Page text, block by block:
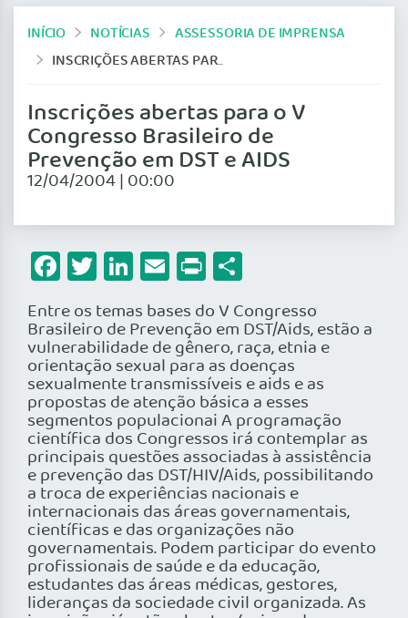
INÍCIO NOTÍCIAS
ASSESSORIA DE IMPRENSA
INSCRIÇÕES ABERTAS PARA O V CONGRESSO BRASILEIRO DE PREVENÇÃO EM DST E AIDS
Inscrições abertas para o V
Congresso Brasileiro de
Prevenção em DST e AIDS
12/04/2004 | 00:00
Facebook
Twitter
LinkedIn
Email
Print
Entre os temas bases do V Congresso
Brasileiro de Prevenção em DST/Aids, estão a
vulnerabilidade de gênero, raça, etnia e
orientação sexual para as doenças
sexualmente transmissíveis e aids e as
propostas de atenção básica a esses
segmentos populacionai A programação
científica dos Congressos irá contemplar as
principais questões associadas à assistência
e prevenção das DST/HIV/Aids, possibilitando
a troca de experiências nacionais e
internacionais das áreas governamentais,
científicas e das organizações não
governamentais. Podem participar do evento
profissionais de saúde e da educação,
estudantes das áreas médicas, gestores,
lideranças da sociedade civil organizada. As